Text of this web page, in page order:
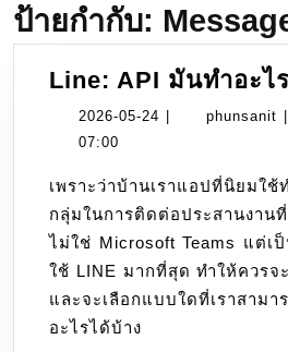
ป้ายกำกับ:
Line: API มันทำอะไ
2026-05-24 2026- phunsanit
07:00
เพราะว่าบ้านเราแอปที่นิยมใช้ทำกลุ่มในการทำงาน
กลุ่มในการติดต่อประสานงาน
ไม่ใช่ Microsoft Teams แต่เ
ใช้ LINE มากที่สุด ทำให้ควรจ
และจะเลือกแบบใดที่เราสาม
อะไรได้บ้าง